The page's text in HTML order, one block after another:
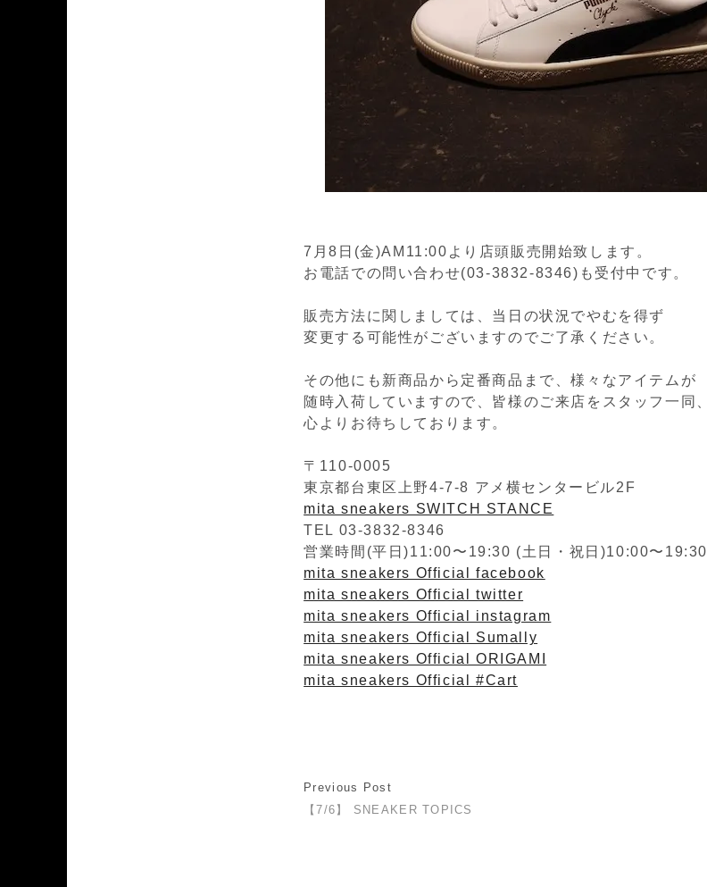
7月8日(金)AM11:00より店頭販売開始致します。
お電話での問い合わせ(03-3832-8346)も受付中です。
販売方法に関しましては、当日の状況でやむを得ず
変更する可能性がございますのでご了承ください。
その他にも新商品から定番商品まで、様々なアイテムが
随時入荷していますので、皆様のご来店をスタッフ一同、
心よりお待ちしております。
〒110-0005
東京都台東区上野4-7-8 アメ横センタービル2F
mita sneakers SWITCH STANCE
TEL 03-3832-8346
営業時間(平日)11:00〜19:30 (土日・祝日)10:00〜19:30
mita sneakers Official facebook
mita sneakers Official twitter
mita sneakers Official instagram
mita sneakers Official Sumally
mita sneakers Official ORIGAMI
mita sneakers Official #Cart
Previous Post
【7/6】 SNEAKER TOPICS